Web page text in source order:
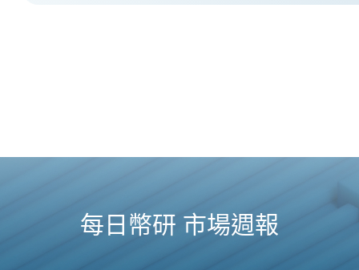
每日幣研 市場週報